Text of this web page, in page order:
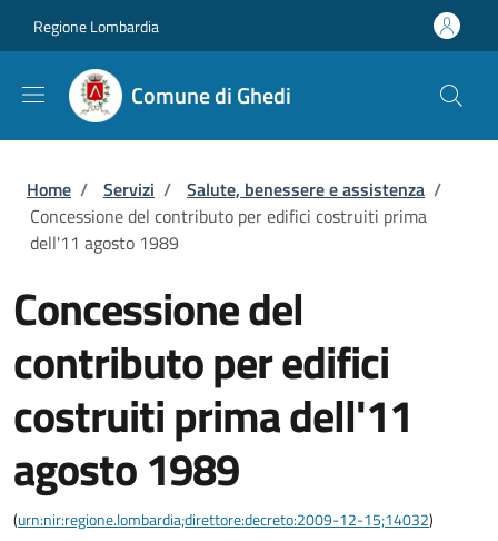
Regione Lombardia
Comune di Ghedi
Briciole di pane
Home / Servizi / Salute, benessere e assistenza /
Concessione del contributo per edifici costruiti prima
dell'11 agosto 1989
Concessione del
contributo per edifici
costruiti prima dell'11
agosto 1989
(urn:nir:regione.lombardia;direttore:decreto:2009-12-15;14032)